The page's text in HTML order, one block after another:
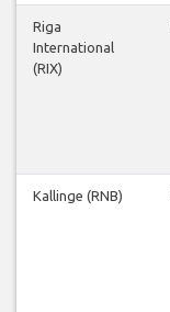
Riga
International
(RIX)
Kallinge (RNB)